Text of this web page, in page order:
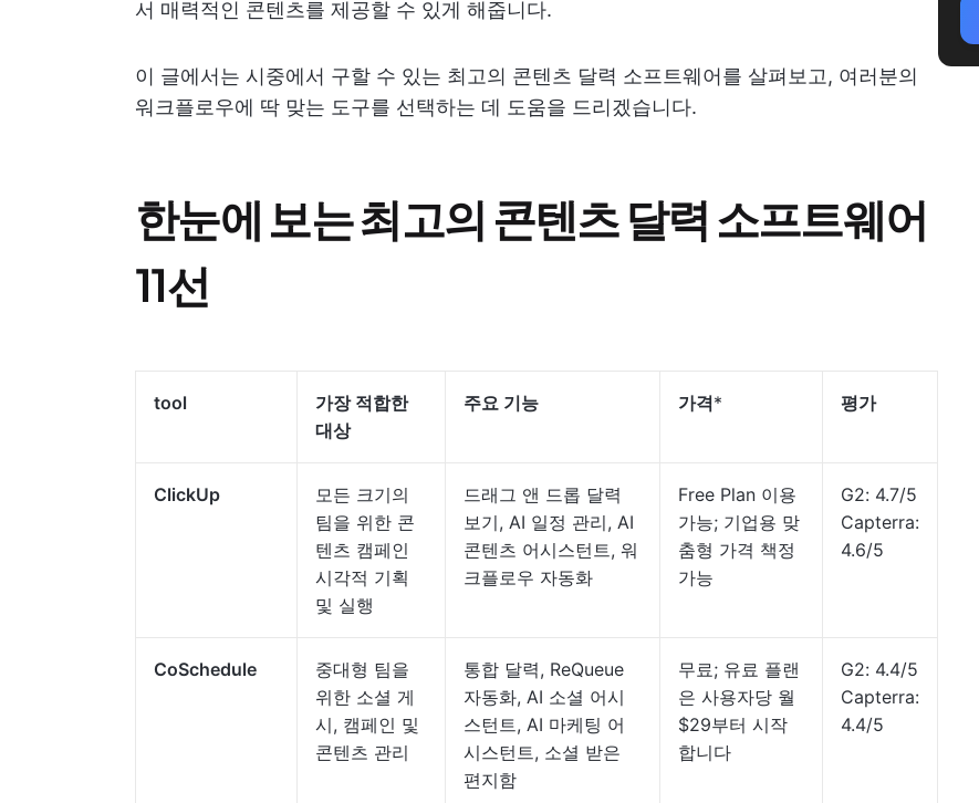
서 매력적인 콘텐츠를 제공할 수 있게 해줍니다.
이 글에서는 시중에서 구할 수 있는 최고의 콘텐츠 달력 소프트웨어를 살펴보고, 여러분의
워크플로우에 딱 맞는 도구를 선택하는 데 도움을 드리겠습니다.
한눈에 보는 최고의 콘텐츠 달력 소프트웨어
11선
tool
가장 적합한
대상
주요 기능 가격* 평가
ClickUp
모든 크기의
팀을 위한 콘
텐츠 캠페인
시각적 기획
및 실행
드래그 앤 드롭 달력
보기, AI 일정 관리, AI
콘텐츠 어시스턴트, 워
크플로우 자동화
Free Plan 이용
가능; 기업용 맞
춤형 가격 책정
가능
G2: 4.7/5
Capterra:
4.6/5
CoSchedule
중대형 팀을
위한 소셜 게
시, 캠페인 및
콘텐츠 관리
통합 달력, ReQueue
자동화, AI 소셜 어시
스턴트, AI 마케팅 어
시스턴트, 소셜 받은
편지함
무료; 유료 플랜
은 사용자당 월
$29부터 시작
합니다
G2: 4.4/5
Capterra:
4.4/5